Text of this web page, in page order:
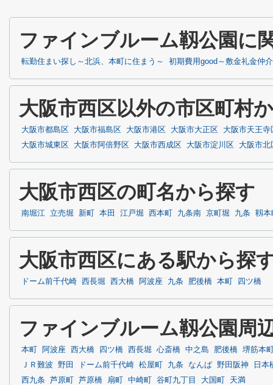
ファインブルーム靱公園に
転勤住まい探し～北浜、本町に住まう～ 初期費用good～敷金礼金仲
大阪市西区以外の市区町村
大阪市都島区 大阪市福島区 大阪市港区 大阪市大正区
大阪市天王寺
大阪市城東区
大阪市阿倍野区 大阪市西成区 大阪市淀川区 大阪市北
大阪市西区の町名から探す
南堀江 立売堀 新町 本田 江戸堀 西本町 九条南 京町堀 九条 靱本
大阪市西区にある駅から探
ドーム前千代崎 西長堀 西大橋 阿波座 九条 肥後橋 本町 四ツ橋
ファインブルーム靱公園周
本町 阿波座 西大橋 四ツ橋 西長堀 心斎橋 中之島 肥後橋 堺筋本
ＪＲ難波
野田 ドーム前千代崎 松屋町 九条 なんば 野田阪神
日本
西九条 芦原町 芦原橋 扇町 中崎町 谷町九丁目 大国町 天満